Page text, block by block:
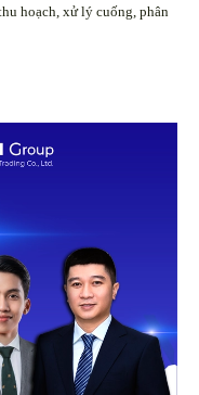
hoạch, xử lý cuống, phân